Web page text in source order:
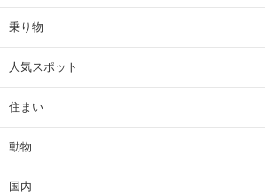
乗り物
人気スポット
住まい
動物
国内